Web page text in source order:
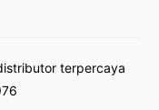
terpercaya